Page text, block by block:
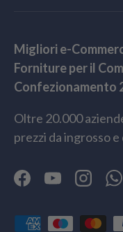
Migliori e-
Forniture per il
Confezionamento
Oltre 20.000
prezzi da ingrosso
Facebook
YouTube
Metodi di